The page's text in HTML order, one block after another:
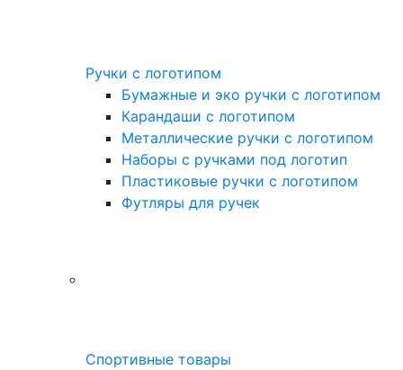
Ручки с логотипом
Бумажные и эко ручки с логотипом
Карандаши с логотипом
Металлические ручки с логотипом
Наборы с ручками под логотип
Пластиковые ручки с логотипом
Футляры для ручек
Спортивные товары